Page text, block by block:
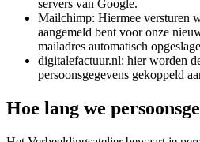
servers van Google.
Mailchimp: Hiermee versturen
aangemeld bent voor onze
mailadres automatisch
digitalefactuur.nl: hier worden
persoonsgegevens gekoppeld
Hoe lang we